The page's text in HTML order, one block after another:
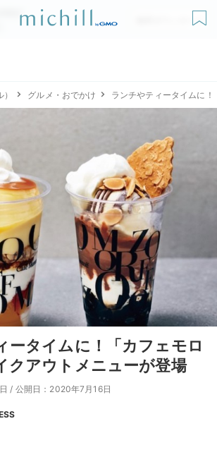
が
無料ダウンロード
グルメ・おでかけ ランチやティータイムに
ータイムに！「カフェモロ
クアウトメニューが登場
/ 公開日：2020年7月16日